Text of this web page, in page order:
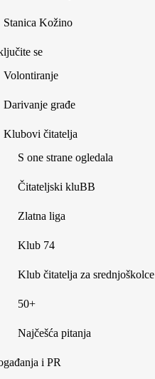
Stanica Kožino
se
Volontiranje
Darivanje građe
Klubovi čitatelja
S one strane ogledala
Čitateljski kluBB
Zlatna liga
Klub 74
Klub čitatelja za srednjoškolce
50+
Najčešća pitanja
i PR